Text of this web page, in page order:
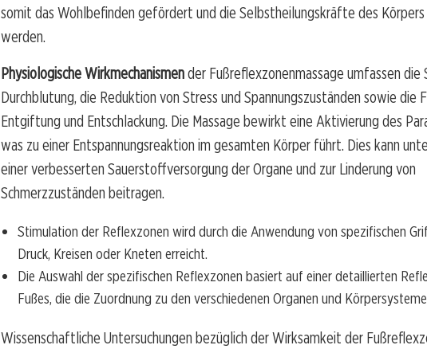
somit das Wohlbefinden gefördert und die Selbstheilungskräfte des
werden.
Physiologische Wirkmechanismender Fußreflexzonenmassage umfassen die
Durchblutung, die Reduktion von Stress und Spannungszuständen sowie die
Entgiftung und Entschlackung. Die Massage bewirkt eine Aktivierung des
was zu einer Entspannungsreaktion im gesamten Körper führt. Dies kann
einer verbesserten Sauerstoffversorgung der Organe und zur Linderung von
Schmerzzuständen beitragen.
Stimulation der Reflexzonen wird durch die Anwendung von spezifischen
Druck, Kreisen oder Kneten erreicht.
Die Auswahl der spezifischen Reflexzonen basiert auf einer detaillierten
Fußes, die die Zuordnung zu den verschiedenen Organen und
Wissenschaftliche Untersuchungen bezüglich der Wirksamkeit der